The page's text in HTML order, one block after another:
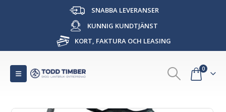
SNABBA LEVERANSER
KUNNIG KUNDTJÄNST
KORT, FAKTURA OCH LEASING
0